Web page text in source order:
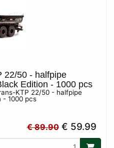
22/50 - halfpipe
Edition - 1000 pcs
KTP 22/50 - halfpipe
- 1000 pcs
€ 89.90€ 59.99